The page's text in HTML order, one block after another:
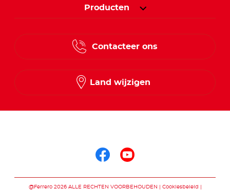
Producten
Contacteer ons
Land wijzigen
@Ferrero 2026 ALLE RECHTEN VOORBEHOUDEN
Cookiesbeleid